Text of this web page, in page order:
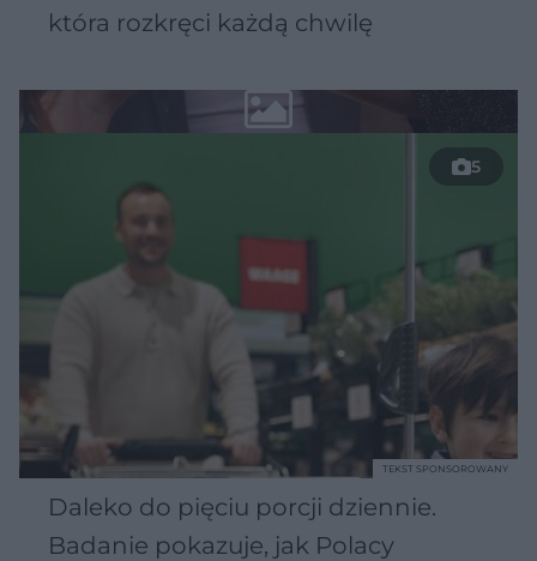
która rozkręci każdą chwilę
5
Daleko do pięciu porcji dziennie.
Badanie pokazuje, jak Polacy
TEKST SPONSOROWANY